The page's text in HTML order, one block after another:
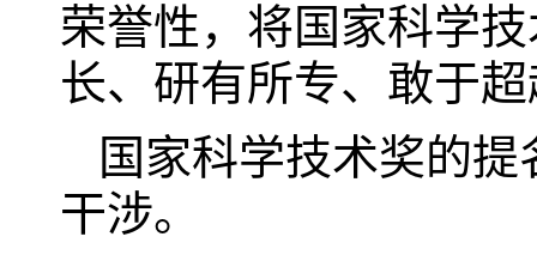
荣誉性，将国家科学
长、研有所专、敢于
国家科学技术奖的
干涉。